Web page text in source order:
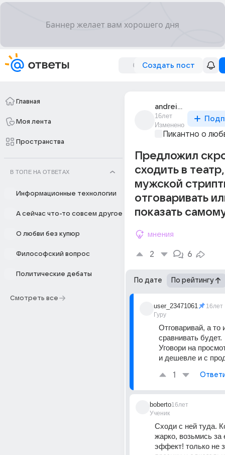
Создать пост
Главная
Моя лента
Пространства
В ТОПЕ НА ОТВЕТАХ
Информационные технологии
А сейчас что-то совсем другое
О любви без купюр
Философский вопрос
Политические дебаты
Смотреть все
andrei_izotov_32
16лет
Изменено
Пикантно о
Предложил
сходить в
мужской
отговаривать
показать
мнения
2 6
По дате По рейтингу
user_23471061
Гуру
16лет
Отговаривай, а то
сравнивать будет.
Уговори на
и дешевле и с
1
boberto
Ученик
16лет
Сходи с ней туда.
жарко, возьмись за
эффект! только не